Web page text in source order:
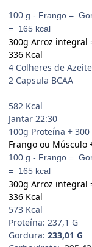
100 g - Frango =
= 165 kcal
300g Arroz integral
336 Kcal
4 Colheres de
2 Capsula BCAA
582 Kcal
Jantar 22:30
100g Proteína +
Frango ou Músculo
100 g - Frango =
= 165 kcal
300g Arroz integral
336 Kcal
573 Kcal
Proteína: 237,1 G
Gordura: 233,01 G